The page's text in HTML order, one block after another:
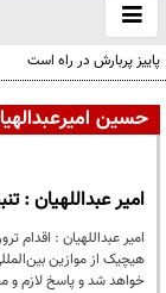
باز
و
پاییز پربارش در راه است
حسین
امیر عبداللهیان :
امیر عبداللهیان : اقدام
هیچیک از موازین
خواهد شد و پاسخ لازم و